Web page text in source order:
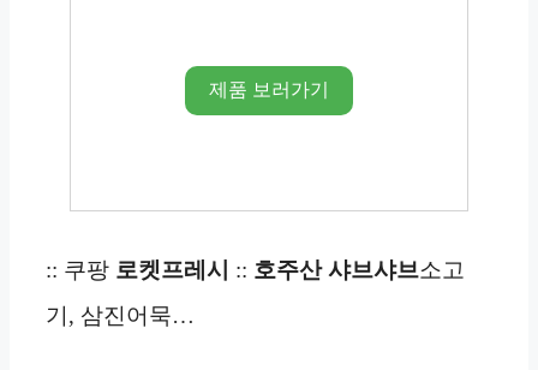
제품 보러가기
:: 쿠팡 로켓프레시 :: 호주산 샤브샤브소고
기, 삼진어묵…